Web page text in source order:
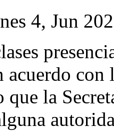
4, Jun
con
la